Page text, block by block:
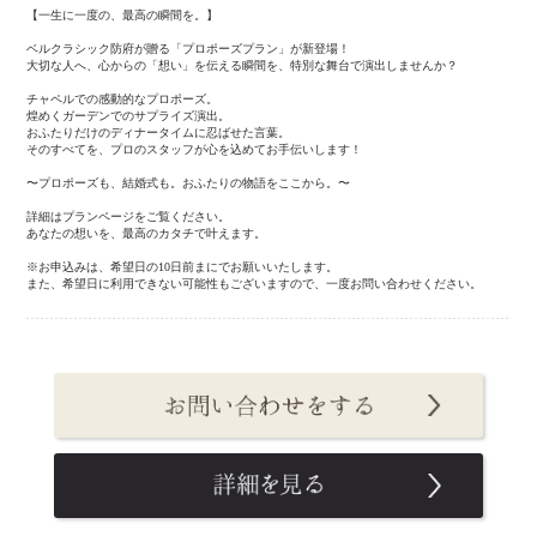
【一生に一度の、最高の瞬間を。】
ベルクラシック防府が贈る「プロポーズプラン」が新登場！
大切な人へ、心からの「想い」を伝える瞬間を、特別な舞台で演出しませんか？
チャペルでの感動的なプロポーズ。
煌めくガーデンでのサプライズ演出。
おふたりだけのディナータイムに忍ばせた言葉。
そのすべてを、プロのスタッフが心を込めてお手伝いします！
〜プロポーズも、結婚式も。おふたりの物語をここから。〜
詳細はプランページをご覧ください。
あなたの想いを、最高のカタチで叶えます。
※お申込みは、希望日の10日前まにでお願いいたします。
また、希望日に利用できない可能性もございますので、一度お問い合わせください。